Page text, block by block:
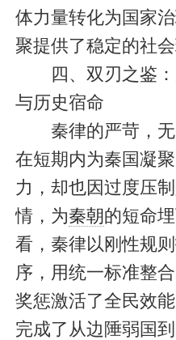
体力量转化为国家
聚提供了稳定的社会
四、双刃之鉴：
与历史宿命
秦律的严苛，无
在短期内为秦国凝
力，却也因过度压
情，为秦朝的短命
看，秦律以刚性规
序，用统一标准整
奖惩激活了全民效
完成了从边陲弱国